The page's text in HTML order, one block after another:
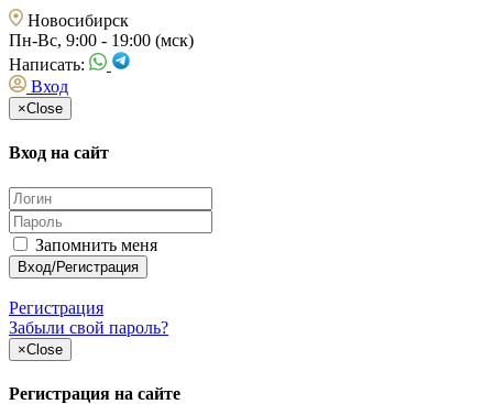
Новосибирск
Пн-Вс, 9:00 - 19:00 (мск)
Написать:
Вход
×Close
Вход на сайт
Запомнить меня
Регистрация
Забыли свой пароль?
×Close
Регистрация на сайте